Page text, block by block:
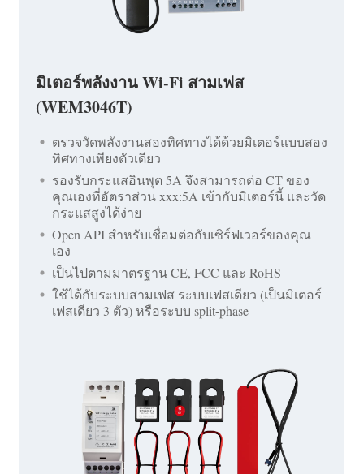
มิเตอร์พลังงาน Wi-Fi สามเฟส
(WEM3046T)
ตรวจวัดพลังงานสองทิศทางได้ด้วยมิเตอร์แบบสอง
ทิศทางเพียงตัวเดียว
รองรับกระแสอินพุต 5A จึงสามารถต่อ CT ของ
คุณเองที่อัตราส่วน xxx:5A เข้ากับมิเตอร์นี้ และวัด
กระแสสูงได้ง่าย
Open API สำหรับเชื่อมต่อกับเซิร์ฟเวอร์ของคุณ
เอง
เป็นไปตามมาตรฐาน CE, FCC และ RoHS
ใช้ได้กับระบบสามเฟส ระบบเฟสเดียว (เป็นมิเตอร์
เฟสเดียว 3 ตัว) หรือระบบ split-phase